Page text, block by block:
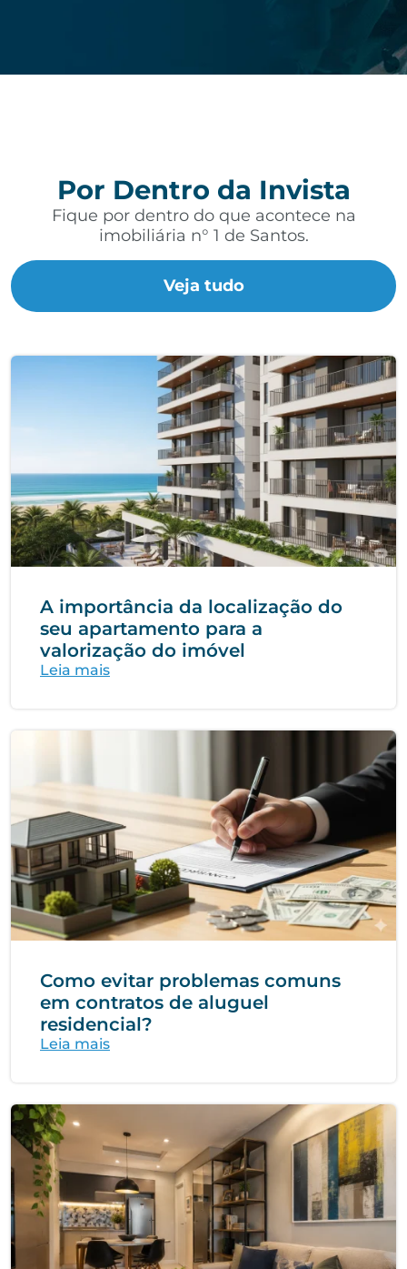
Por Dentro da Invista
Fique por dentro do que acontece na
imobiliária n° 1 de Santos.
Veja tudo
A importância da localização do
seu apartamento para a
valorização do imóvel
Leia mais
Como evitar problemas comuns
em contratos de aluguel
residencial?
Leia mais